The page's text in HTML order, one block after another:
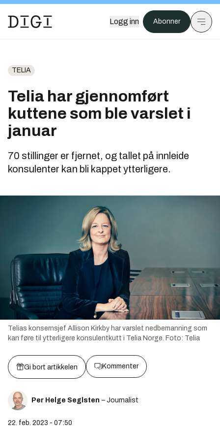
Logg inn Abonner
TELIA
Telia har gjennomført
kuttene som ble varslet i
januar
70 stillinger er fjernet, og tallet på innleide
konsulenter kan bli kappet ytterligere.
Telias konsernsjef Allison Kirkby har varslet nedbemanning som
kan føre til ytterligere konsulentkutt i Telia Norge. Foto: Telia
Gi bort artikkelen Kommenter
Per Helge Seglsten – Journalist
22. feb. 2023 - 07:50